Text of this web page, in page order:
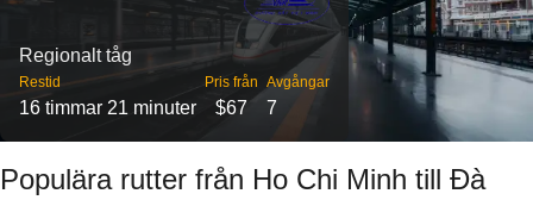
Regionalt tåg
Restid
16 timmar 21 minuter
Pris från
$67
Avgångar
7
Populära rutter från Ho Chi Minh till Đà